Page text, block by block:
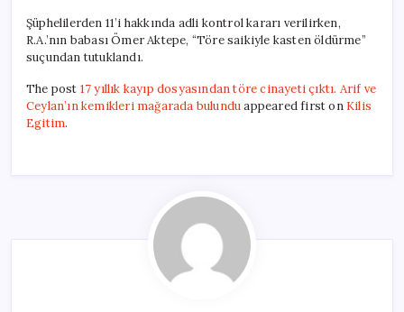
Şüphelilerden 11’i hakkında adli kontrol kararı verilirken,
R.A.’nın babası Ömer Aktepe, “Töre saikiyle kasten öldürme”
suçundan tutuklandı.
The post 17 yıllık kayıp dosyasından töre cinayeti çıktı. Arif ve
Ceylan’ın kemikleri mağarada bulunduappeared first on Kilis
Egitim.